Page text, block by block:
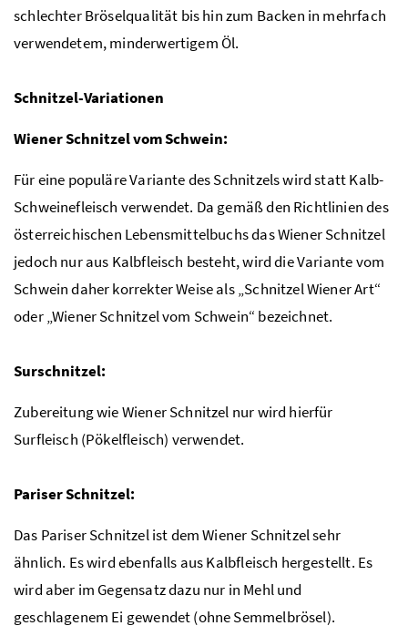
schlechter Bröselqualität bis hin zum Backen in mehrfach
verwendetem, minderwertigem Öl.
Schnitzel-Variationen
Wiener Schnitzel vom Schwein:
Für eine populäre Variante des Schnitzels wird statt Kalb-
Schweinefleisch verwendet. Da gemäß den Richtlinien des
österreichischen Lebensmittelbuchs das Wiener Schnitzel
jedoch nur aus Kalbfleisch besteht, wird die Variante vom
Schwein daher korrekter Weise als „Schnitzel Wiener Art“
oder „Wiener Schnitzel vom Schwein“ bezeichnet.
Surschnitzel:
Zubereitung wie Wiener Schnitzel nur wird hierfür
Surfleisch (Pökelfleisch) verwendet.
Pariser Schnitzel:
Das Pariser Schnitzel ist dem Wiener Schnitzel sehr
ähnlich. Es wird ebenfalls aus Kalbfleisch hergestellt. Es
wird aber im Gegensatz dazu nur in Mehl und
geschlagenem Ei gewendet (ohne Semmelbrösel).